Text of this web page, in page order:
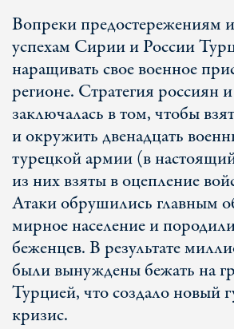
Вопреки предостережениям
успехам Сирии и России
наращивать свое военное
регионе. Стратегия россиян
заключалась в том, чтобы
и окружить двенадцать
турецкой армии (в
из них взяты в оцепление
Атаки обрушились главным
мирное население и
беженцев. В результате
были вынуждены бежать на
Турцией, что создало новый
кризис.